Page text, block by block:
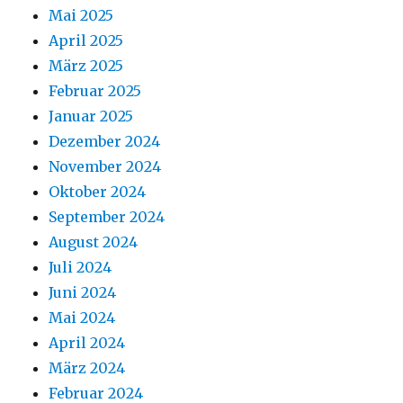
Mai 2025
April 2025
März 2025
Februar 2025
Januar 2025
Dezember 2024
November 2024
Oktober 2024
September 2024
August 2024
Juli 2024
Juni 2024
Mai 2024
April 2024
März 2024
Februar 2024